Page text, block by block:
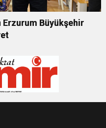
Erzurum Büyükşehir